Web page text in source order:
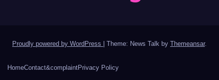
Proudly powered by WordPress Theme: News Talk by Themeansar.
HomeContact&complaintPrivacy Policy